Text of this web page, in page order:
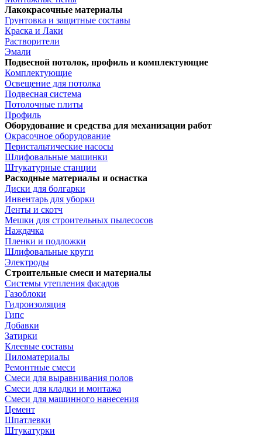
Лакокрасочные материалы
Грунтовка и защитные составы
Краска и Лаки
Растворители
Эмали
Подвесной потолок, профиль и комплектующие
Комплектующие
Освещение для потолка
Подвесная система
Потолочные плиты
Профиль
Оборудование и средства для механизации работ
Окрасочное оборудование
Перистальтические насосы
Шлифовальные машинки
Штукатурные станции
Расходные материалы и оснастка
Диски для болгарки
Инвентарь для уборки
Ленты и скотч
Мешки для строительных пылесосов
Наждачка
Пленки и подложки
Шлифовальные круги
Электроды
Строительные смеси и материалы
Системы утепления фасадов
Газоблоки
Гидроизоляция
Гипс
Добавки
Затирки
Клеевые составы
Пиломатериалы
Ремонтные смеси
Смеси для выравнивания полов
Смеси для кладки и монтажа
Смеси для машинного нанесения
Цемент
Шпатлевки
Штукатурки